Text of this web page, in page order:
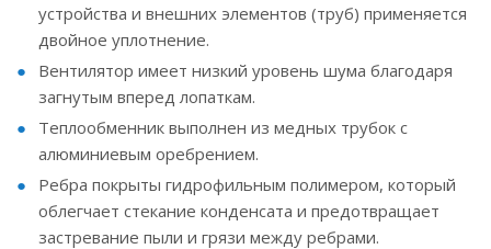
устройства и внешних элементов (труб) применяется
двойное уплотнение.
Вентилятор имеет низкий уровень шума благодаря
загнутым вперед лопаткам.
Теплообменник выполнен из медных трубок с
алюминиевым оребрением.
Ребра покрыты гидрофильным полимером, который
облегчает стекание конденсата и предотвращает
застревание пыли и грязи между ребрами.